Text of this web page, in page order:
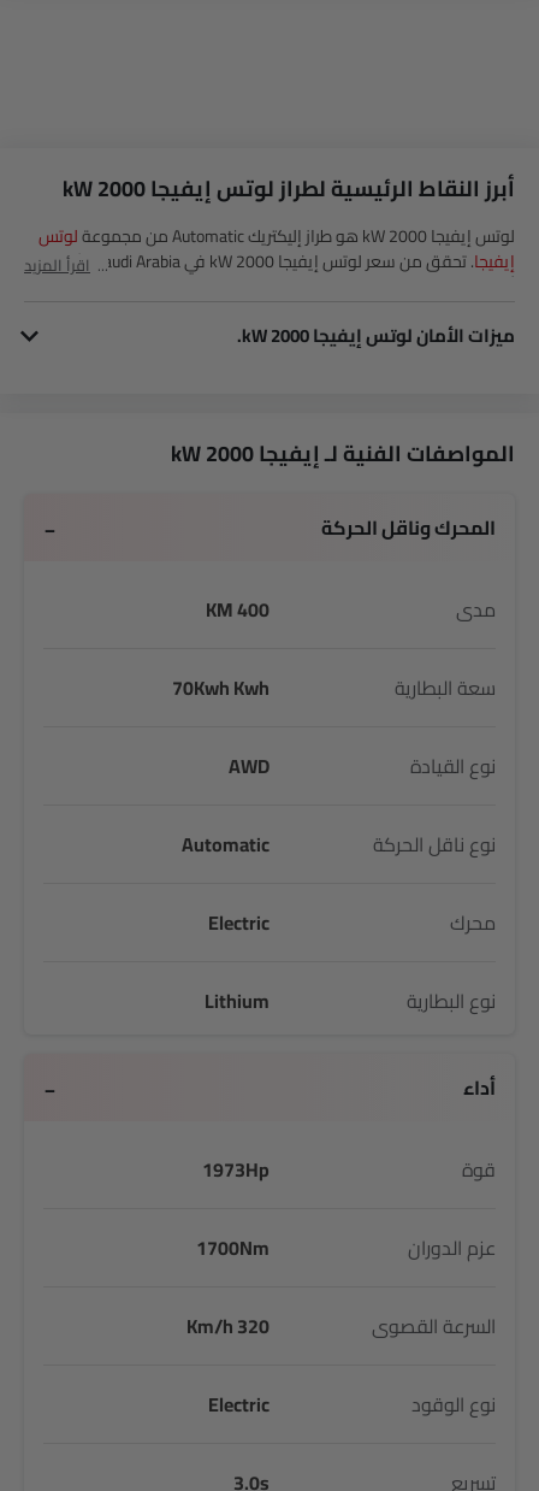
أبرز النقاط الرئيسية لطراز لوتس إيفيجا 2000 kW
لوتس إيفيجا 2000 kW هو طراز إليكتريك Automatic من مجموعة
لوتس
إيفيجا
. تحقق من سعر لوتس إيفيجا 2000 kW في Saudi Arabia. شاهد
اقرأ المزيد
ميزات الأمان لوتس إيفيجا 2000 kW.
المواصفات الفنية لـ إيفيجا 2000 kW
المحرك وناقل الحركة
مدى 400 KM
سعة البطارية 70Kwh Kwh
نوع القيادة AWD
نوع ناقل الحركة Automatic
محرك Electric
نوع البطارية Lithium
أداء
قوة 1973Hp
عزم الدوران 1700Nm
السرعة القصوى 320 Km/h
نوع الوقود Electric
تسريع 3.0s